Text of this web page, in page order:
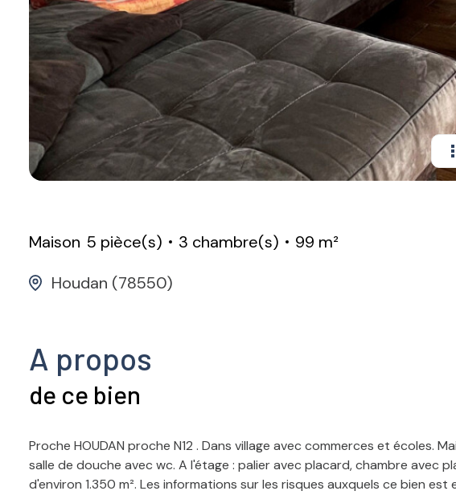
Maison 5 pièce(s) 3 chambre(s)
99 m²
Houdan (78550)
A propos
de ce bien
Proche HOUDAN proche N12 . Dans village avec commerces et écoles.
salle de douche avec wc. A l'étage : palier avec placard, chambre avec
d'environ 1.350 m². Les informations sur les risques auxquels ce bien